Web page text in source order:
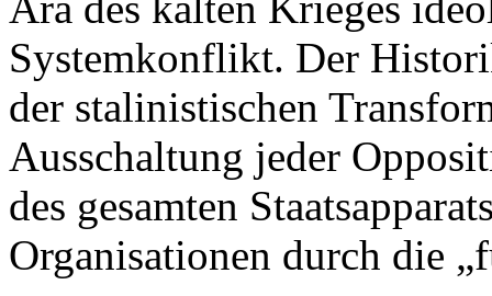
Systemkonflikt. Der
der stalinistischen
Ausschaltung jeder
des gesamten
Organisationen durch die